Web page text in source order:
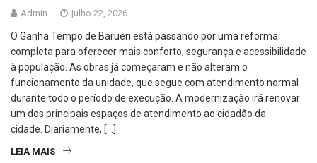
Admin julho 22, 2026
O Ganha Tempo de Barueri está passando por uma reforma
completa para oferecer mais conforto, segurança e acessibilidade
à população. As obras já começaram e não alteram o
funcionamento da unidade, que segue com atendimento normal
durante todo o período de execução. A modernização irá renovar
um dos principais espaços de atendimento ao cidadão da
cidade. Diariamente, […]
LEIA MAIS